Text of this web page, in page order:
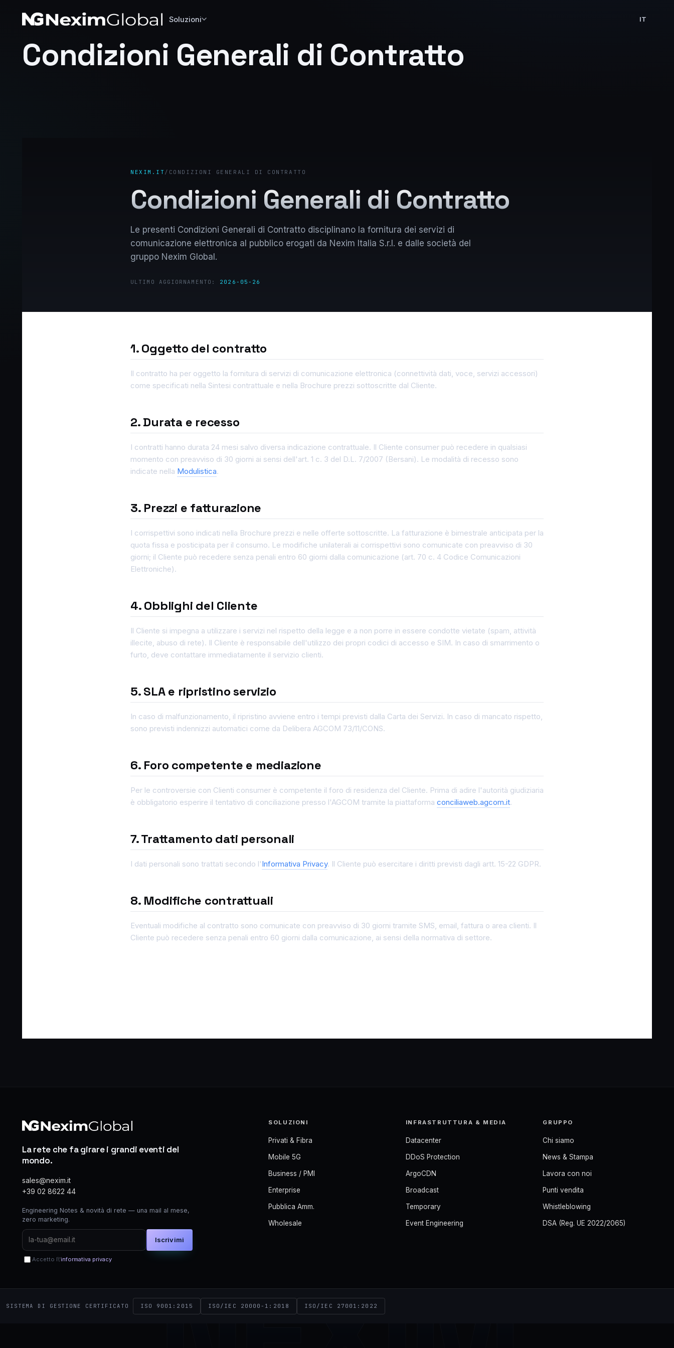
Soluzioni IT
Condizioni Generali di Contratto
NEXIM.IT/ CONDIZIONI GENERALI DI CONTRATTO
Condizioni Generali di Contratto
Le presenti Condizioni Generali di Contratto disciplinano la fornitura dei servizi di
comunicazione elettronica al pubblico erogati da Nexim Italia S.r.l. e dalle società del
gruppo Nexim Global.
ULTIMO AGGIORNAMENTO: 2026-05-26
1. Oggetto del contratto
Il contratto ha per oggetto la fornitura di servizi di comunicazione elettronica (connettività dati, voce, servizi accessori)
come specificati nella Sintesi contrattuale e nella Brochure prezzi sottoscritte dal Cliente.
2. Durata e recesso
I contratti hanno durata 24 mesi salvo diversa indicazione contrattuale. Il Cliente consumer può recedere in qualsiasi
momento con preavviso di 30 giorni ai sensi dell'art. 1 c. 3 del D.L. 7/2007 (Bersani). Le modalità di recesso sono
indicate nella Modulistica.
3. Prezzi e fatturazione
I corrispettivi sono indicati nella Brochure prezzi e nelle offerte sottoscritte. La fatturazione è bimestrale anticipata per la
quota fissa e posticipata per il consumo. Le modifiche unilaterali ai corrispettivi sono comunicate con preavviso di 30
giorni; il Cliente può recedere senza penali entro 60 giorni dalla comunicazione (art. 70 c. 4 Codice Comunicazioni
Elettroniche).
4. Obblighi del Cliente
Il Cliente si impegna a utilizzare i servizi nel rispetto della legge e a non porre in essere condotte vietate (spam, attività
illecite, abuso di rete). Il Cliente è responsabile dell'utilizzo dei propri codici di accesso e SIM. In caso di smarrimento o
furto, deve contattare immediatamente il servizio clienti.
5. SLA e ripristino servizio
In caso di malfunzionamento, il ripristino avviene entro i tempi previsti dalla Carta dei Servizi. In caso di mancato rispetto,
sono previsti indennizzi automatici come da Delibera AGCOM 73/11/CONS.
6. Foro competente e mediazione
Per le controversie con Clienti consumer è competente il foro di residenza del Cliente. Prima di adire l'autorità giudiziaria
è obbligatorio esperire il tentativo di conciliazione presso l'AGCOM tramite la piattaforma conciliaweb.agcom.it.
7. Trattamento dati personali
I dati personali sono trattati secondo l'Informativa Privacy. Il Cliente può esercitare i diritti previsti dagli artt. 15-22 GDPR.
8. Modifiche contrattuali
Eventuali modifiche al contratto sono comunicate con preavviso di 30 giorni tramite SMS, email, fattura o area clienti. Il
Cliente può recedere senza penali entro 60 giorni dalla comunicazione, ai sensi della normativa di settore.
La rete che fa girare i grandi eventi del
mondo.
sales@nexim.it
+39 02 8622 44
Engineering Notes & novità di rete — una mail al mese,
zero marketing.
Iscrivimi
Accetto l\'informativa privacy
SOLUZIONI
Privati & Fibra
Mobile 5G
Business / PMI
Enterprise
Pubblica Amm.
Wholesale
INFRASTRUTTURA & MEDIA
Datacenter
DDoS Protection
ArgoCDN
Broadcast
Temporary
Event Engineering
GRUPPO
Chi siamo
News & Stampa
Lavora con noi
Punti vendita
Whistleblowing
DSA (Reg. UE 2022/2065)
SISTEMA DI GESTIONE CERTIFICATO ISO 9001:2015 ISO/IEC 20000-1:2018 ISO/IEC 27001:2022